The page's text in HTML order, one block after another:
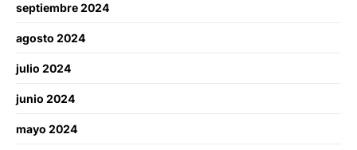
septiembre 2024
agosto 2024
julio 2024
junio 2024
mayo 2024